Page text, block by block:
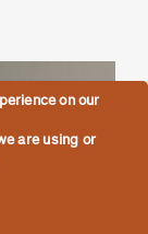
on our
are using or